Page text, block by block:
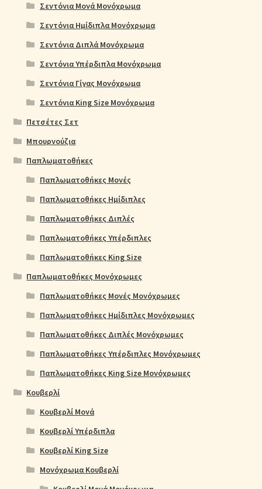
Σεντόνια Μονά Μονόχρωμα
Σεντόνια Ημίδιπλα Μονόχρωμα
Σεντόνια Διπλά Μονόχρωμα
Σεντόνια Υπέρδιπλα Μονόχρωμα
Σεντόνια Γίγας Μονόχρωμα
Σεντόνια King Size Μονόχρωμα
Πετσέτες Σετ
Μπουρνούζια
Παπλωματοθήκες
Παπλωματοθήκες Μονές
Παπλωματοθήκες Ημίδιπλες
Παπλωματοθήκες Διπλές
Παπλωματοθήκες Υπέρδιπλες
Παπλωματοθήκες King Size
Παπλωματοθήκες Μονόχρωμες
Παπλωματοθήκες Μονές Μονόχρωμες
Παπλωματοθήκες Ημίδιπλες Μονόχρωμες
Παπλωματοθήκες Διπλές Μονόχρωμες
Παπλωματοθήκες Υπέρδιπλες Μονόχρωμες
Παπλωματοθήκες King Size Μονόχρωμες
Κουβερλί
Κουβερλί Μονά
Κουβερλί Υπέρδιπλα
Κουβερλί King Size
Μονόχρωμα Κουβερλί